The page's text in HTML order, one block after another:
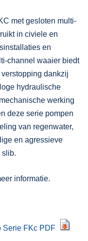
met gesloten multi-
in civiele en
en
channel waaier biedt
dankzij
hydraulische
werking
deze serie pompen
van regenwater,
en agressieve
slib.
informatie.
Serie FKc PDF